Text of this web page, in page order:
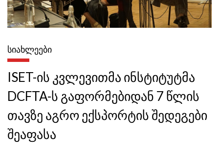
ᲡᲘᲐᲮᲚᲔᲔᲑᲘ
ISET-ის კვლევითმა ინსტიტუტმა
DCFTA-ს გაფორმებიდან 7 წლის
თავზე აგრო ექსპორტის შედეგები
შეაფასა